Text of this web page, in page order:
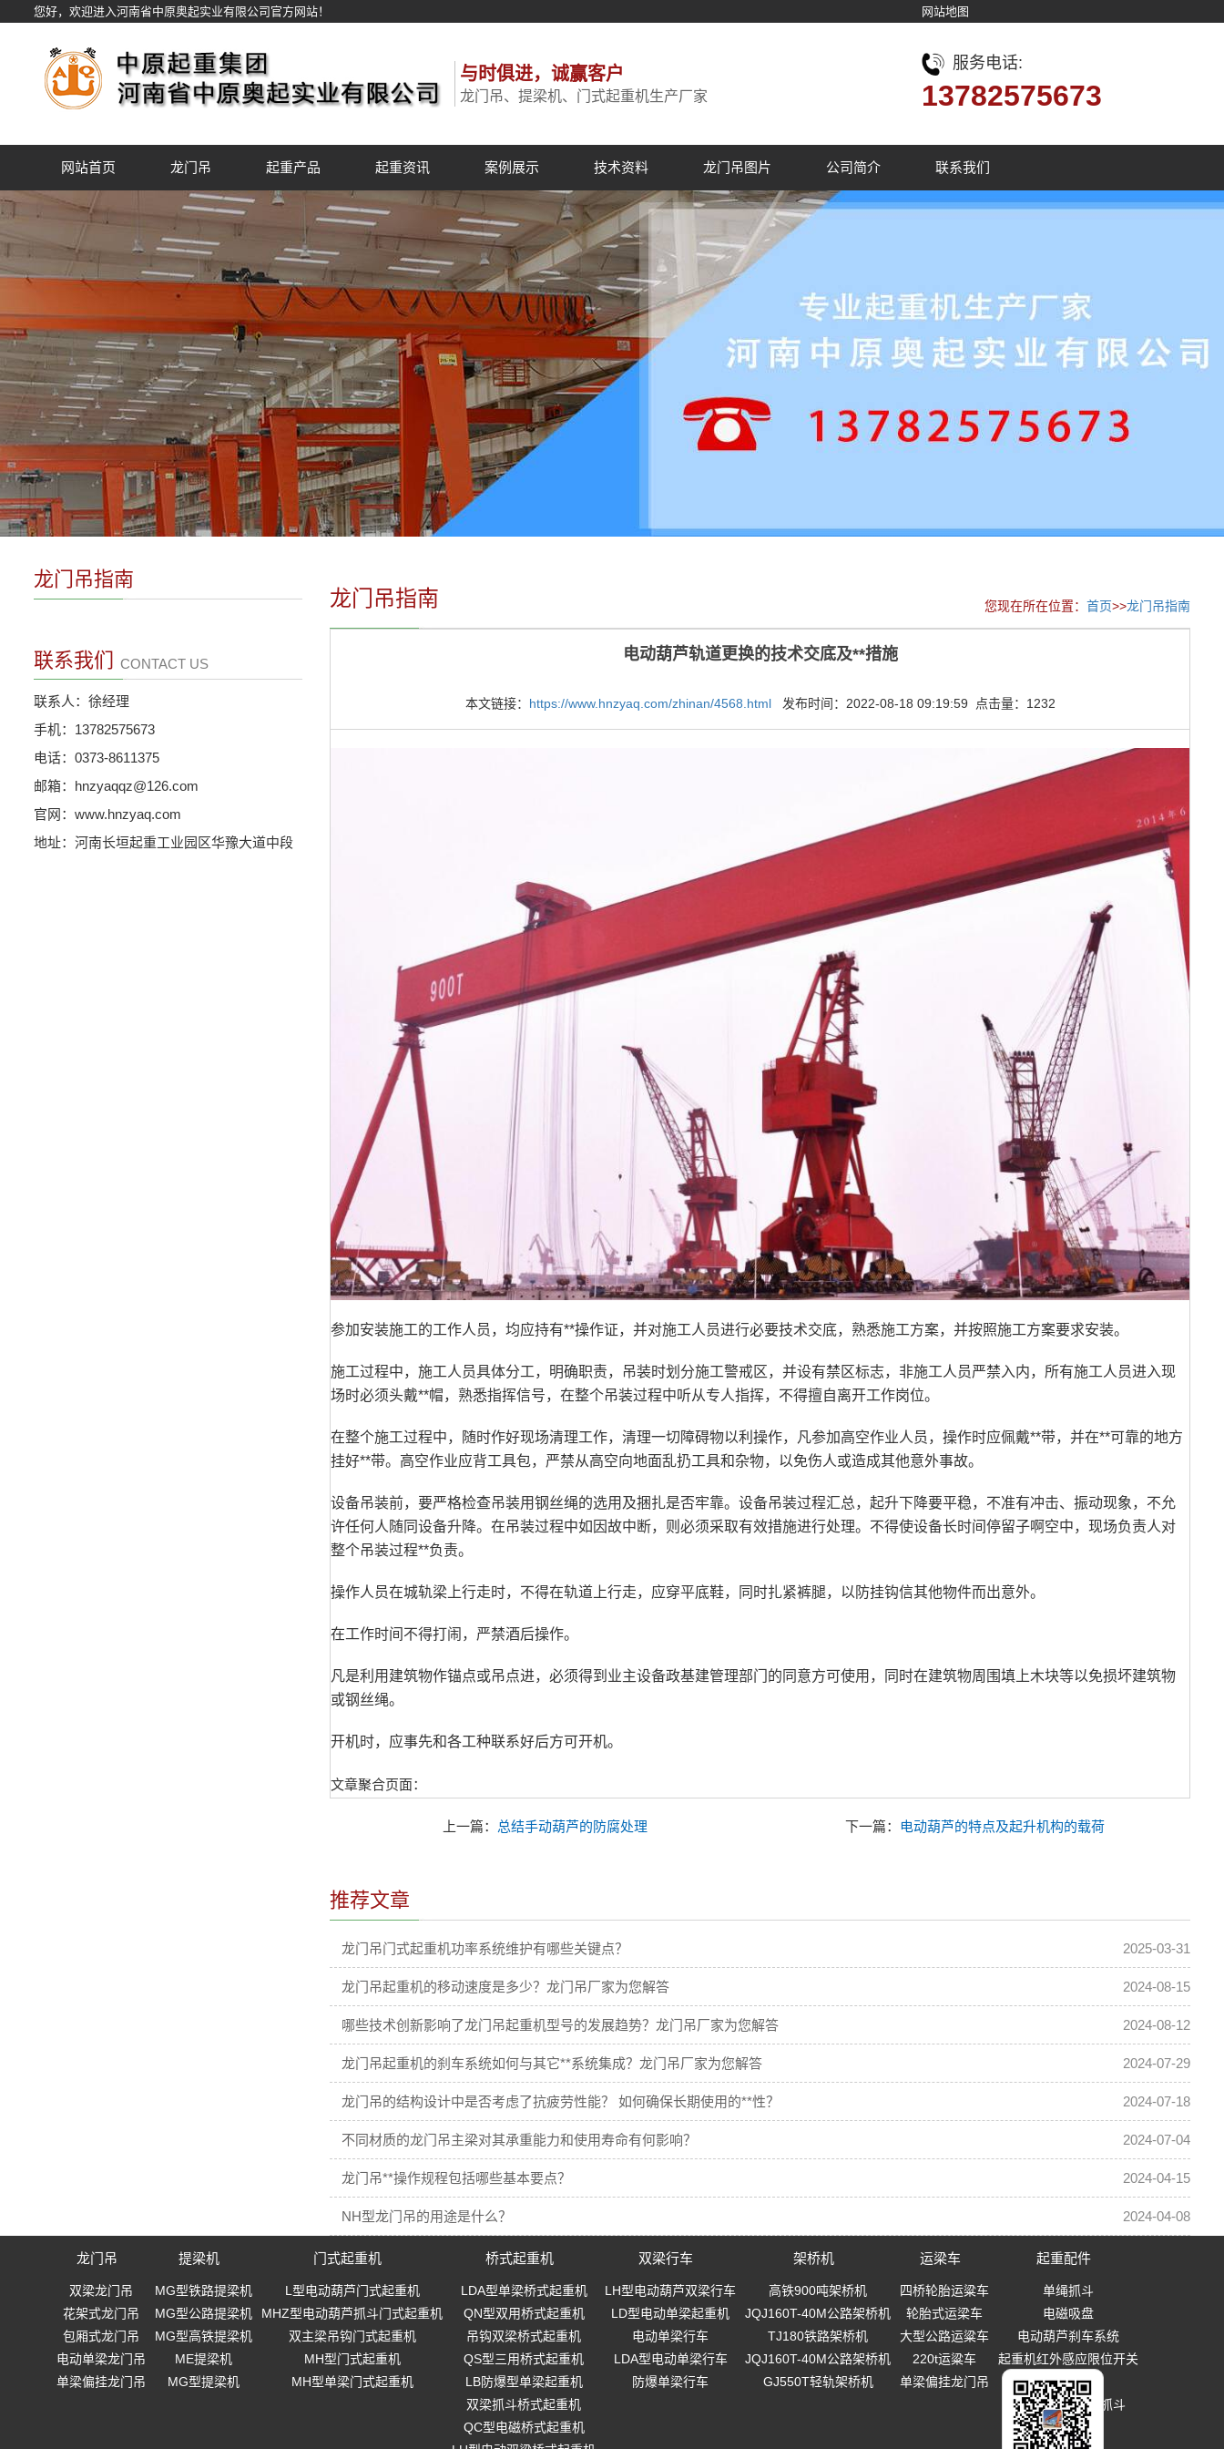
您好，欢迎进入河南省中原奥起实业有限公司官方网站！ 网站地图
与时俱进，诚赢客户
龙门吊、提梁机、门式起重机生产厂家
服务电话:
13782575673
网站首页 龙门吊 起重产品 起重资讯 案例展示 技术资料 龙门吊图片 公司简介 联系我们
龙门吊指南 您现在所在位置： 首页>>龙门吊指南
电动葫芦轨道更换的技术交底及**措施
本文链接： https://www.hnzyaq.com/zhinan/4568.html发布时间：2022-08-18 09:19:59 点击量：1232
参加安装施工的工作人员，均应持有**操作证，并对施工人员进行必要技术交底，熟悉施工方案，并按照施工方案要求安装。
施工过程中，施工人员具体分工，明确职责，吊装时划分施工警戒区，并设有禁区标志，非施工人员严禁入内，所有施工人员进入现
场时必须头戴**帽，熟悉指挥信号，在整个吊装过程中听从专人指挥，不得擅自离开工作岗位。
在整个施工过程中，随时作好现场清理工作，清理一切障碍物以利操作，凡参加高空作业人员，操作时应佩戴**带，并在**可靠的地方
挂好**带。高空作业应背工具包，严禁从高空向地面乱扔工具和杂物，以免伤人或造成其他意外事故。
设备吊装前，要严格检查吊装用钢丝绳的选用及捆扎是否牢靠。设备吊装过程汇总，起升下降要平稳，不准有冲击、振动现象，不允
许任何人随同设备升降。在吊装过程中如因故中断，则必须采取有效措施进行处理。不得使设备长时间停留子啊空中，现场负责人对
整个吊装过程**负责。
操作人员在城轨梁上行走时，不得在轨道上行走，应穿平底鞋，同时扎紧裤腿，以防挂钩信其他物件而出意外。
在工作时间不得打闹，严禁酒后操作。
凡是利用建筑物作锚点或吊点进，必须得到业主设备政基建管理部门的同意方可使用，同时在建筑物周围填上木块等以免损坏建筑物
或钢丝绳。
开机时，应事先和各工种联系好后方可开机。
文章聚合页面：
上一篇： 总结手动葫芦的防腐处理 下一篇： 电动葫芦的特点及起升机构的载荷
推荐文章
龙门吊门式起重机功率系统维护有哪些关键点？ 2025-03-31
龙门吊起重机的移动速度是多少？龙门吊厂家为您解答 2024-08-15
哪些技术创新影响了龙门吊起重机型号的发展趋势？龙门吊厂家为您解答 2024-08-12
龙门吊起重机的刹车系统如何与其它**系统集成？龙门吊厂家为您解答 2024-07-29
龙门吊的结构设计中是否考虑了抗疲劳性能？ 如何确保长期使用的**性？ 2024-07-18
不同材质的龙门吊主梁对其承重能力和使用寿命有何影响？ 2024-07-04
龙门吊**操作规程包括哪些基本要点？ 2024-04-15
NH型龙门吊的用途是什么？ 2024-04-08
龙门吊指南
联系我们 CONTACT US
联系人：徐经理
手机：13782575673
电话：0373-8611375
邮箱：hnzyaqqz@126.com
官网：www.hnzyaq.com
地址：河南长垣起重工业园区华豫大道中段
龙门吊
双梁龙门吊
花架式龙门吊
包厢式龙门吊
电动单梁龙门吊
单梁偏挂龙门吊
提梁机
MG型铁路提梁机
MG型公路提梁机
MG型高铁提梁机
ME提梁机
MG型提梁机
门式起重机
L型电动葫芦门式起重机
MHZ型电动葫芦抓斗门式起重机
双主梁吊钩门式起重机
MH型门式起重机
MH型单梁门式起重机
桥式起重机
LDA型单梁桥式起重机
QN型双用桥式起重机
吊钩双梁桥式起重机
QS型三用桥式起重机
LB防爆型单梁起重机
双梁抓斗桥式起重机
QC型电磁桥式起重机
双梁行车
LH型电动葫芦双梁行车
LD型电动单梁起重机
电动单梁行车
LDA型电动单梁行车
防爆单梁行车
架桥机
高铁900吨架桥机
JQJ160T-40M公路架桥机
TJ180铁路架桥机
JQJ160T-40M公路架桥机
GJ550T轻轨架桥机
运梁车
四桥轮胎运粱车
轮胎式运梁车
大型公路运粱车
220t运粱车
单梁偏挂龙门吊
起重配件
单绳抓斗
电磁吸盘
电动葫芦刹车系统
起重机红外感应限位开关
起重吊钩
多瓣式机械设备抓斗